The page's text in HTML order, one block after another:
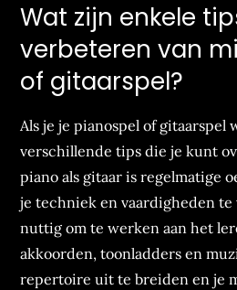
Wat zijn enkele
verbeteren van
of gitaarspel?
Als je je pianospel of
verschillende tips die je kunt
piano als gitaar is regelmatige
je techniek en vaardigheden
nuttig om te werken aan het
akkoorden, toonladders en
repertoire uit te breiden en je